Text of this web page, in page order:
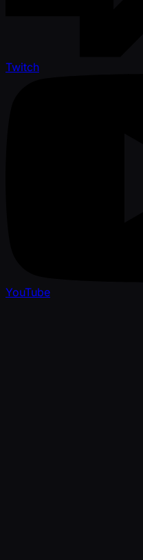
Twitch
YouTube